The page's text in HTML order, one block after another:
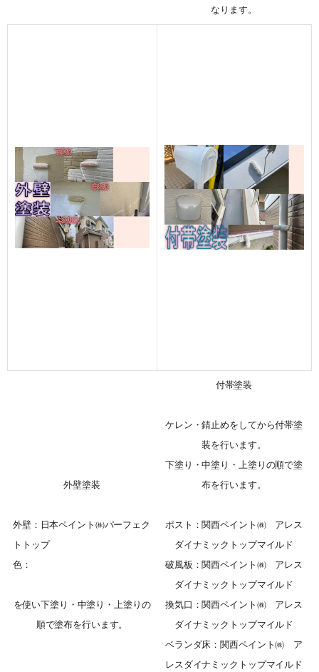
なります。
外壁塗装
外壁：日本ペイント㈱パーフェク
トトップ
色：
を使い下塗り・中塗り・上塗りの
順で塗布を行います。
付帯塗装
ケレン・錆止めをしてから付帯塗
装を行います。
下塗り・中塗り・上塗りの順で塗
布を行います。
ポスト：関西ペイント㈱ アレス
ダイナミックトップマイルド
破風板：関西ペイント㈱ アレス
ダイナミックトップマイルド
換気口：関西ペイント㈱ アレス
ダイナミックトップマイルド
ベランダ床：関西ペイント㈱ ア
レスダイナミックトップマイルド